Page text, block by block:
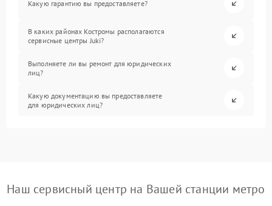
Какую гарантию вы предоставляете?
В каких районах Костромы располагаются
сервисные центры Juki?
Выполняете ли вы ремонт для юридических
лиц?
Какую документацию вы предоставляете
для юридических лиц?
Наш сервисный центр на Вашей станции метро